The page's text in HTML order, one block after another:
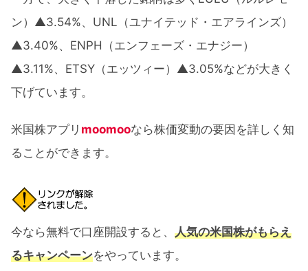
ン）▲3.54%、UNL（ユナイテッド・エアラインズ）
▲3.40%、ENPH（エンフェーズ・エナジー）
▲3.11%、ETSY（エッツィー）▲3.05%などが大きく
下げています。
米国株アプリ moomooなら株価変動の要因を詳しく知
ることができます。
今なら無料で口座開設すると、 人気の米国株がもらえ
るキャンペーンをやっています。